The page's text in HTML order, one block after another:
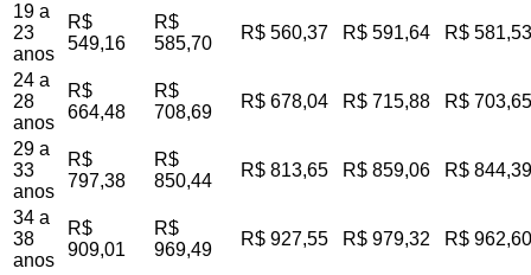
19 a
23
anos
R$
549,16
R$
585,70
R$ 560,37 R$ 591,64 R$ 581,53
24 a
28
anos
R$
664,48
R$
708,69
R$ 678,04 R$ 715,88 R$ 703,65
29 a
33
anos
R$
797,38
R$
850,44
R$ 813,65 R$ 859,06 R$ 844,39
34 a
38
anos
R$
909,01
R$
969,49
R$ 927,55 R$ 979,32 R$ 962,60